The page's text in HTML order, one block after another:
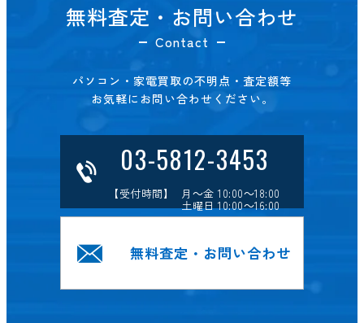
無料査定・お問い合わせ
Contact
パソコン・家電買取の不明点・査定額等
お気軽にお問い合わせください。
03-5812-3453
【受付時間】 月～金 10:00～18:00
土曜日 10:00～16:00
無料査定・お問い合わせ